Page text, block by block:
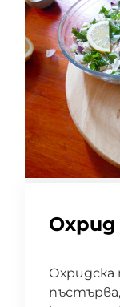
Охрид